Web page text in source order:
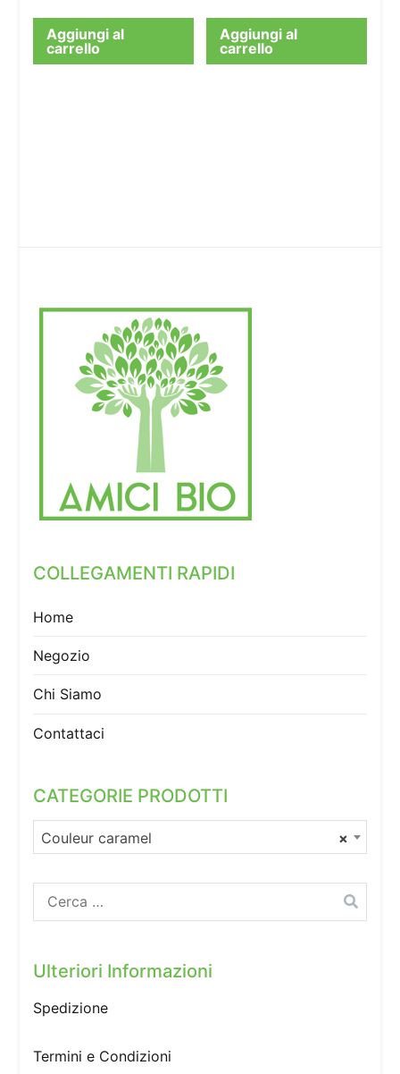
Aggiungi al
carrello
Aggiungi al
carrello
COLLEGAMENTI RAPIDI
Home
Negozio
Chi Siamo
Contattaci
CATEGORIE PRODOTTI
×
Couleur caramel
Ricerca
per:
Ulteriori Informazioni
Spedizione
Termini e Condizioni